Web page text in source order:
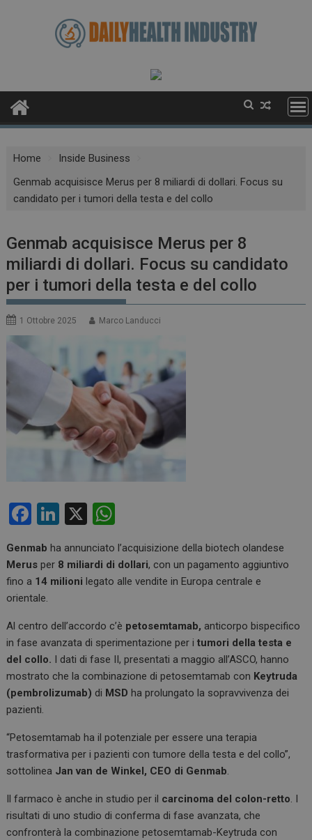
Home
Inside Business
Genmab acquisisce Merus per 8 miliardi di dollari. Focus su
candidato per i tumori della testa e del collo
Genmab acquisisce Merus per 8
miliardi di dollari. Focus su candidato
per i tumori della testa e del collo
1 Ottobre 2025 Marco Landucci
F
ce
b
o
o
k
Li
ke
dI
X
at
s
p
p
Genmab ha annunciato l’acquisizione della biotech olandese
Merus per 8 miliardi di dollari, con un pagamento aggiuntivo
fino a 14 milioni legato alle vendite in Europa centrale e
orientale.
Al centro dell’accordo c’è petosemtamab, anticorpo bispecifico
in fase avanzata di sperimentazione per itumori della testa e
del collo. I dati di fase II, presentati a maggio all’ASCO, hanno
mostrato che la combinazione di petosemtamab con Keytruda
(pembrolizumab) di MSD ha prolungato la sopravvivenza dei
pazienti.
“Petosemtamab ha il potenziale per essere una terapia
trasformativa per i pazienti con tumore della testa e del collo”,
sottolinea Jan van de Winkel, CEO di Genmab.
Il farmaco è anche in studio per il carcinoma del colon-retto. I
risultati di uno studio di conferma di fase avanzata, che
confronterà la combinazione petosemtamab-Keytruda con